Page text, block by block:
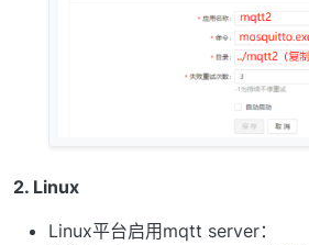
2. Linux
Linux平台启用mqtt server：